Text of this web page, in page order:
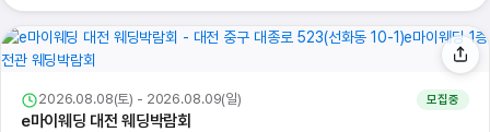
2026.08.08(토) - 2026.08.09(일) 모집중
e마이웨딩 대전 웨딩박람회